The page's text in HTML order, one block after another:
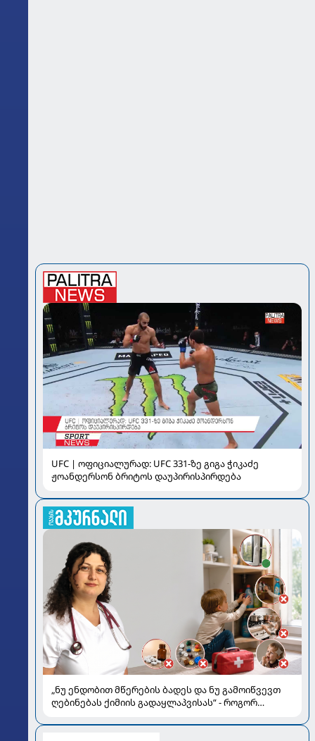
UFC | ოფიციალურად: UFC 331-ზე გიგა ჭიკაძე
ჟოანდერსონ ბრიტოს დაუპირისპირდება
„ნუ ენდობით მწერების ბადეს და ნუ გამოიწვევთ
ღებინებას ქიმიის გადაყლაპვისას“ - როგორ
სალომე ახვლედიანის რჩევები